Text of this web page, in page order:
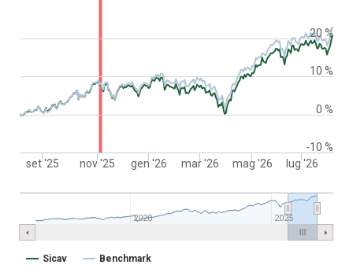
Sicav Benchmark
set '25 nov '25 gen '26 mar '26 mag '26 lug '26
2020 2025
-10 %
0 %
10 %
20 %